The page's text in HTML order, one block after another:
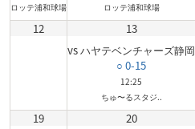
ロッテ浦和球場
ロッテ浦和球場
12
13
vs ハヤテベンチャーズ静岡
○ 0-15
12:25
ちゅ〜るスタジ..
19
20